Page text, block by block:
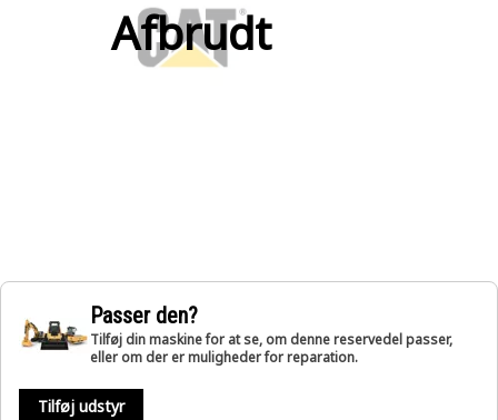
Afbrudt
Passer den?
Tilføj din maskine for at se, om denne reservedel passer,
eller om der er muligheder for reparation.
Tilføj udstyr